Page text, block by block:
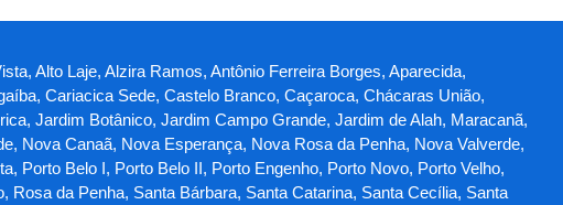
Alto Laje, Alzira Ramos, Antônio Ferreira Borges, Aparecida,
Cariacica Sede, Castelo Branco, Caçaroca, Chácaras União,
Jardim Botânico, Jardim Campo Grande, Jardim de Alah, Maracanã,
Nova Canaã, Nova Esperança, Nova Rosa da Penha, Nova Valverde,
Porto Belo I, Porto Belo II, Porto Engenho, Porto Novo, Porto Velho,
da Penha, Santa Bárbara, Santa Catarina, Santa Cecília, Santa